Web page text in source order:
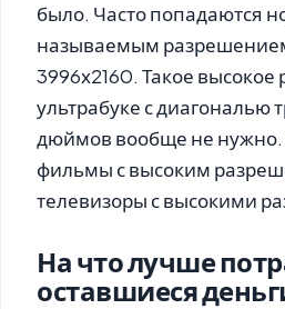
было. Часто попадаются
называемым
3996х2160. Такое
ультрабуке с диагональю
дюймов вообще не нужно.
фильмы с высоким
телевизоры с высокими
На что лучше
оставшиеся